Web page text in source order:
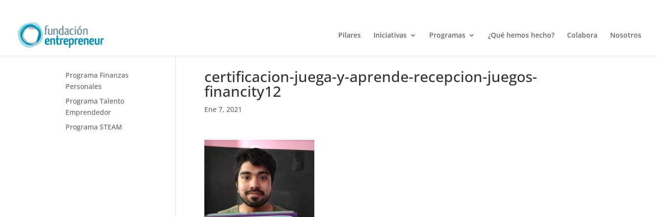
Pilares Iniciativas Programas ¿Qué hemos hecho? Colabora Nosotros
certificacion-juega-y-aprende-recepcion-juegos-
financity12
Ene 7, 2021
Programa Finanzas
Personales
Programa Talento
Emprendedor
Programa STEAM